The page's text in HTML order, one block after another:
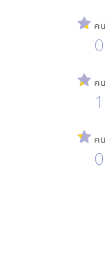
ค
0
ค
1
ค
0